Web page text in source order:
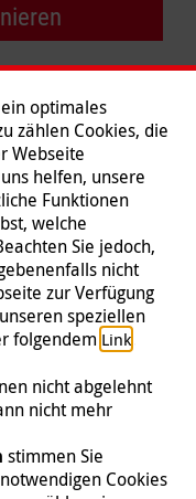
Presse
optimales
zählen Cookies, die
Webseite
helfen, unsere
Funktionen
welche
Sie jedoch,
nicht
zur Verfügung
speziellen
folgendem Link.
nicht abgelehnt
nicht mehr
stimmen Sie
Cookies